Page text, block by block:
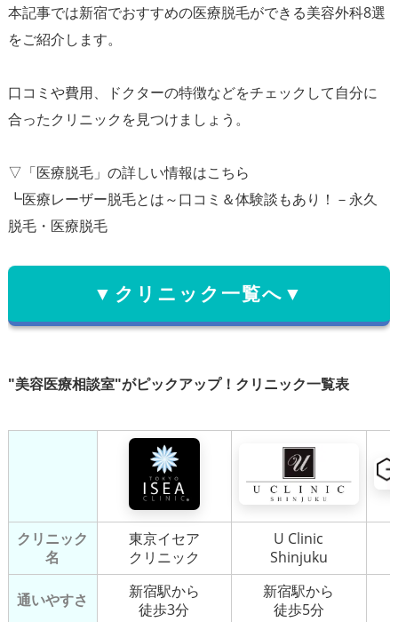
本記事では新宿でおすすめの医療脱毛ができる美容外科8選
をご紹介します。
口コミや費用、ドクターの特徴などをチェックして自分に
合ったクリニックを見つけましょう。
▽「医療脱毛」の詳しい情報はこちら
┗医療レーザー脱毛とは～口コミ＆体験談もあり！－永久
脱毛・医療脱毛
▼クリニック一覧へ▼
"美容医療相談室"がピックアップ！クリニック一覧表
クリニック
名
東京イセア
クリニック
U Clinic
Shinjuku
通いやすさ
新宿駅から
徒歩3分
新宿駅から
徒歩5分